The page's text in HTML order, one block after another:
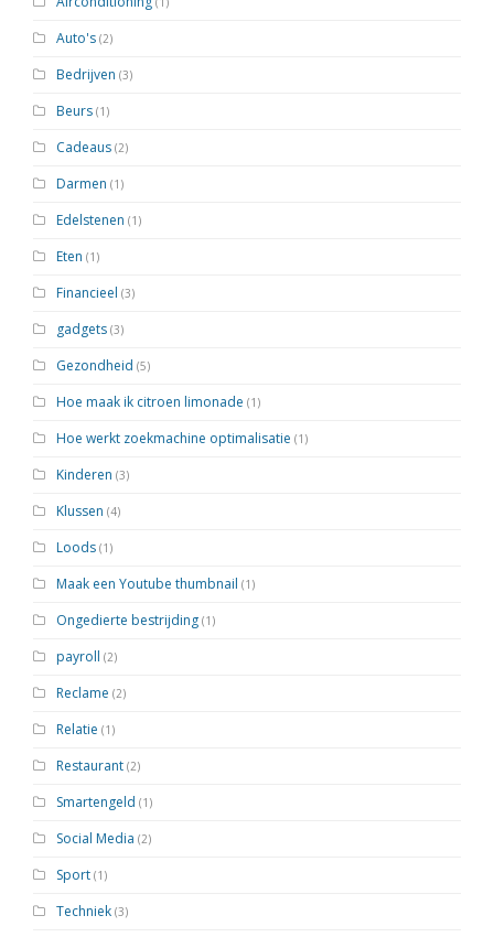
Auto's (2)
Bedrijven (3)
Beurs (1)
Cadeaus (2)
Darmen (1)
Edelstenen (1)
Eten (1)
Financieel (3)
gadgets (3)
Gezondheid (5)
Hoe maak ik citroen limonade (1)
Hoe werkt zoekmachine optimalisatie (1)
Kinderen (3)
Klussen (4)
Loods (1)
Maak een Youtube thumbnail (1)
Ongedierte bestrijding (1)
payroll (2)
Reclame (2)
Relatie (1)
Restaurant (2)
Smartengeld (1)
Social Media (2)
Sport (1)
Techniek (3)